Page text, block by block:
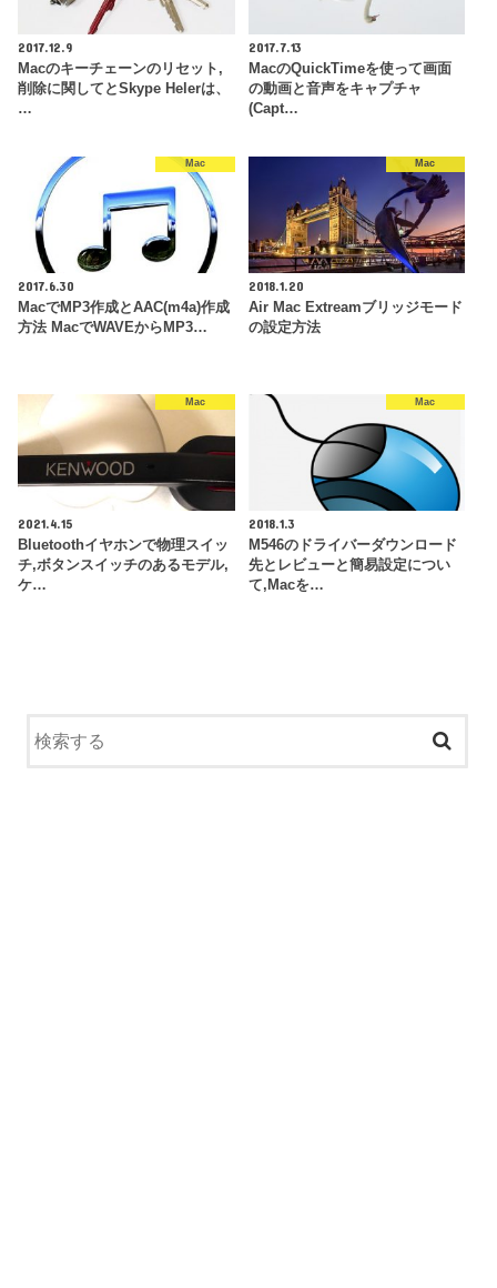
2017.12.9
Macのキーチェーンのリセット,
削除に関してとSkype Helerは、
…
2017.7.13
MacのQuickTimeを使って画面
の動画と音声をキャプチャ
(Capt…
Mac
2017.6.30
MacでMP3作成とAAC(m4a)作成
方法 MacでWAVEからMP3…
Mac
2018.1.20
Air Mac Extreamブリッジモード
の設定方法
Mac
2021.4.15
Bluetoothイヤホンで物理スイッ
チ,ボタンスイッチのあるモデル,
ケ…
Mac
2018.1.3
M546のドライバーダウンロード
先とレビューと簡易設定につい
て,Macを…